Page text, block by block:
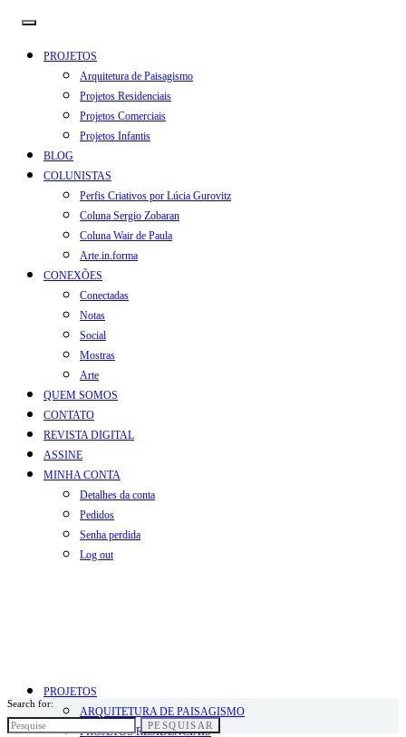
PROJETOS
Arquitetura de Paisagismo
Projetos Residenciais
Projetos Comerciais
Projetos Infantis
BLOG
COLUNISTAS
Perfis Criativos por Lúcia Gurovitz
Coluna Sergio Zobaran
Coluna Wair de Paula
Arte.in.forma
CONEXÕES
Conectadas
Notas
Social
Mostras
Arte
QUEM SOMOS
CONTATO
REVISTA DIGITAL
ASSINE
MINHA CONTA
Detalhes da conta
Pedidos
Senha perdida
Log out
PROJETOS
ARQUITETURA DE PAISAGISMO
PROJETOS RESIDENCIAIS
Search for:
PESQUISAR